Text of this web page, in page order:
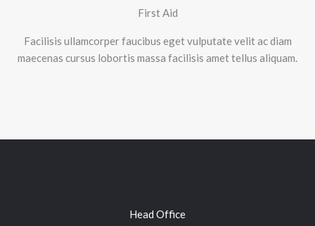
First Aid
Facilisis ullamcorper faucibus eget vulputate velit ac diam
maecenas cursus lobortis massa facilisis amet tellus aliquam.
Head Office